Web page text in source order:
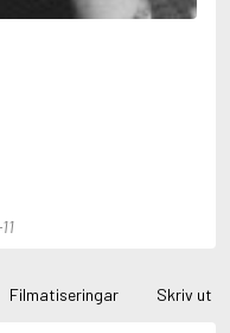
Filmatiseringar Skriv ut